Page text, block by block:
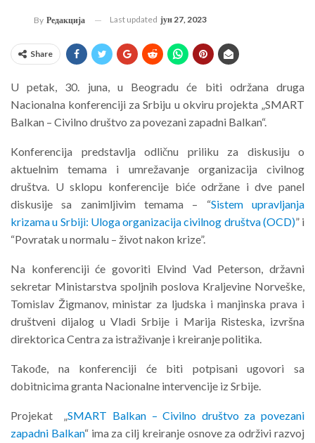
By Редакција Last updated јун 27, 2023
Share
U petak, 30. juna, u Beogradu će biti održana druga
Nacionalna konferenciji za Srbiju u okviru projekta „SMART
Balkan – Civilno društvo za povezani zapadni Balkan“.
Konferencija predstavlja odličnu priliku za diskusiju o
aktuelnim temama i umrežavanje organizacija civilnog
društva. U sklopu konferencije biće održane i dve panel
diskusije sa zanimljivim temama – “Sistem upravljanja
krizama u Srbiji: Uloga organizacija civilnog društva (OCD)” i
“Povratak u normalu – život nakon krize”.
Na konferenciji će govoriti Elvind Vad Peterson, državni
sekretar Ministarstva spoljnih poslova Kraljevine Norveške,
Tomislav Žigmanov, ministar za ljudska i manjinska prava i
društveni dijalog u Vladi Srbije i Marija Risteska, izvršna
direktorica Centra za istraživanje i kreiranje politika.
Takođe, na konferenciji će biti potpisani ugovori sa
dobitnicima granta Nacionalne intervencije iz Srbije.
Projekat „SMART Balkan – Civilno društvo za povezani
zapadni Balkan“ ima za cilj kreiranje osnove za održivi razvoj